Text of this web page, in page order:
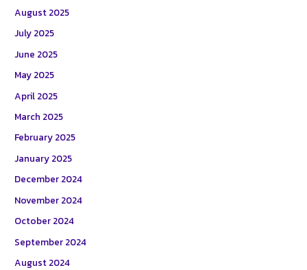
August 2025
July 2025
June 2025
May 2025
April 2025
March 2025
February 2025
January 2025
December 2024
November 2024
October 2024
September 2024
August 2024